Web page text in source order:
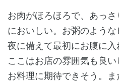
お肉がほろほろで、あっ
においしい。お粥のよう
夜に備えて最初にお腹に入
ここはお店の雰囲気も良
お料理に期待できそう。ま